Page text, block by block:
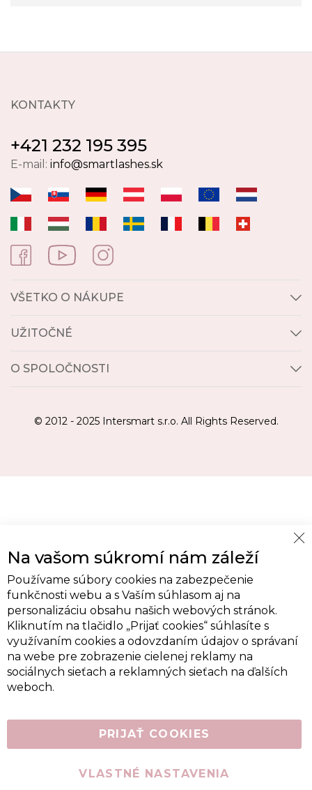
KONTAKTY
+421 232 195 395
E-mail: info@smartlashes.sk
VŠETKO O NÁKUPE
UŽITOČNÉ
O SPOLOČNOSTI
© 2012 - 2025 Intersmart s.r.o. All Rights Reserved.
Na vašom súkromí nám záleží
Používame súbory cookies na zabezpečenie
funkčnosti webu a s Vaším súhlasom aj na
personalizáciu obsahu našich webových stránok.
Kliknutím na tlačidlo „Prijať cookies“ súhlasíte s
využívaním cookies a odovzdaním údajov o správaní
na webe pre zobrazenie cielenej reklamy na
sociálnych sieťach a reklamných sieťach na ďalších
weboch.
PRIJAŤ COOKIES
VLASTNÉ NASTAVENIA